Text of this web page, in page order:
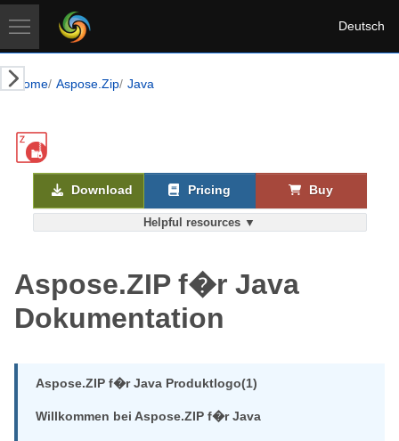
Deutsch
Home Aspose.Zip Java
Helpful resources ▼
Download Pricing Buy
Aspose.ZIP f�r Java
Dokumentation
Aspose.ZIP f�r Java Produktlogo(1)
Willkommen bei Aspose.ZIP f�r Java